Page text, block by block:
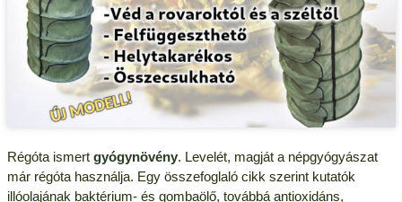
Régóta ismertgyógynövény. Levelét, magját a népgyógyászat
már régóta használja. Egy összefoglaló cikk szerint kutatók
illóolajának baktérium- és gombaölő, továbbá antioxidáns,